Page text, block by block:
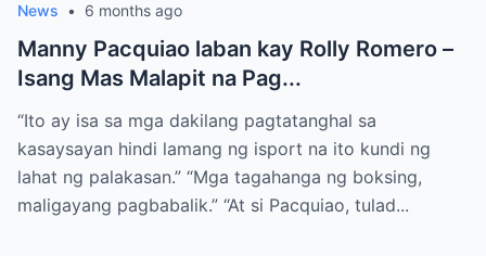
News • 6 months ago
Manny Pacquiao laban kay Rolly Romero –
Isang Mas Malapit na Pag...
“Ito ay isa sa mga dakilang pagtatanghal sa
kasaysayan hindi lamang ng isport na ito kundi ng
lahat ng palakasan.” “Mga tagahanga ng boksing,
maligayang pagbabalik.” “At si Pacquiao, tulad...